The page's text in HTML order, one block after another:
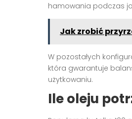
hamowania podczas
Jak zrobić
W pozostałych
która gwarantuje
użytkowaniu.
Ile oleju